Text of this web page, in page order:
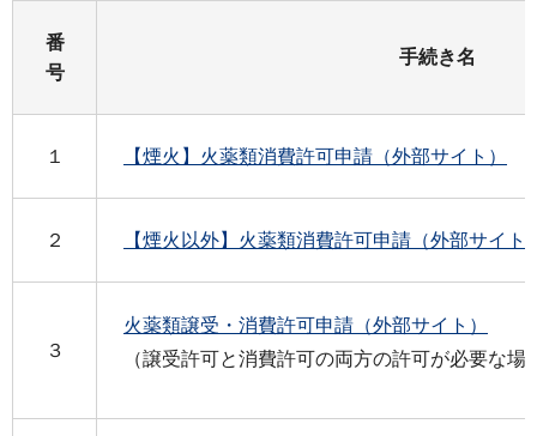
番
号
手続き名
１ 【煙火】火薬類消費許可申請（外部サイト）
２ 【煙火以外】火薬類消費許可申請（外部サイト
３
火薬類譲受・消費許可申請（外部サイト）
（譲受許可と消費許可の両方の許可が必要な場